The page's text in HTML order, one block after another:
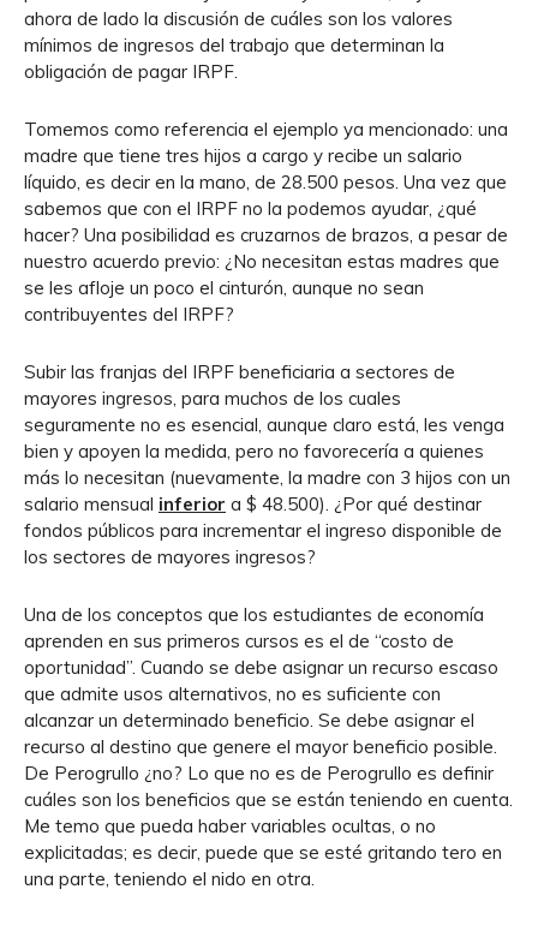
ahora de lado la discusión de cuáles son los valores
mínimos de ingresos del trabajo que determinan la
obligación de pagar IRPF.
Tomemos como referencia el ejemplo ya mencionado: una
madre que tiene tres hijos a cargo y recibe un salario
líquido, es decir en la mano, de 28.500 pesos. Una vez que
sabemos que con el IRPF no la podemos ayudar, ¿qué
hacer? Una posibilidad es cruzarnos de brazos, a pesar de
nuestro acuerdo previo: ¿No necesitan estas madres que
se les afloje un poco el cinturón, aunque no sean
contribuyentes del IRPF?
Subir las franjas del IRPF beneficiaria a sectores de
mayores ingresos, para muchos de los cuales
seguramente no es esencial, aunque claro está, les venga
bien y apoyen la medida, pero no favorecería a quienes
más lo necesitan (nuevamente, la madre con 3 hijos con un
salario mensual inferior a $ 48.500). ¿Por qué destinar
fondos públicos para incrementar el ingreso disponible de
los sectores de mayores ingresos?
Una de los conceptos que los estudiantes de economía
aprenden en sus primeros cursos es el de “costo de
oportunidad”. Cuando se debe asignar un recurso escaso
que admite usos alternativos, no es suficiente con
alcanzar un determinado beneficio. Se debe asignar el
recurso al destino que genere el mayor beneficio posible.
De Perogrullo ¿no? Lo que no es de Perogrullo es definir
cuáles son los beneficios que se están teniendo en cuenta.
Me temo que pueda haber variables ocultas, o no
explicitadas; es decir, puede que se esté gritando tero en
una parte, teniendo el nido en otra.